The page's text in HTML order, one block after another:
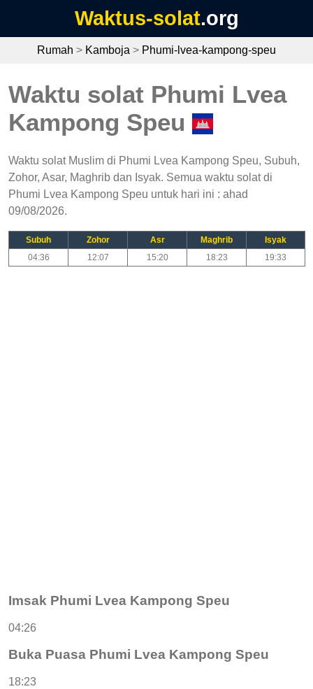
Waktus-solat.org
Rumah > Kamboja > Phumi-lvea-kampong-speu
Waktu solat Phumi Lvea
Kampong Speu
Waktu solat Muslim di Phumi Lvea Kampong Speu, Subuh,
Zohor, Asar, Maghrib dan Isyak. Semua waktu solat di
Phumi Lvea Kampong Speu untuk hari ini : ahad
09/08/2026.
Subuh Zohor Asr Maghrib
Isyak
04:36
12:07 15:20 18:23 19:33
Imsak Phumi Lvea Kampong Speu
04:26
Buka Puasa Phumi Lvea Kampong Speu
18:23